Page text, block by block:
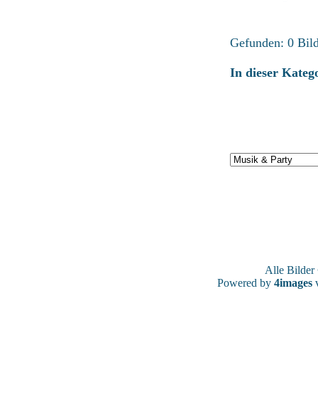
Gefunden: 0
In dieser
Alle
Powered by 4images